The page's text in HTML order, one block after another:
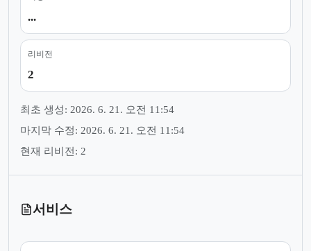
...
리비전
2
최초 생성: 2026. 6. 21. 오전 11:54
마지막 수정: 2026. 6. 21. 오전 11:54
현재 리비전: 2
서비스